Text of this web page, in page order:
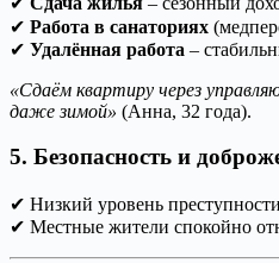
✔ Работа в санаториях
✔ Удалённая работа –
«Сдаём квартиру через
даже зимой» (Анна, 32 года).
5. Безопасность и
✔ Низкий уровень
✔ Местные жители спокойно